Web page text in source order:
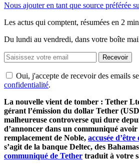
Nous ajouter en tant que source préférée
Les actus qui comptent, résumées en 2
Du lundi au vendredi, dans votre boîte
Recevoir
Oui, j'accepte de recevoir des emails
confidentialité.
La nouvelle vient de tomber : Tether
gérant l’émission du dollar Tether
malheureuse controverse qui dure
d’annoncer dans un communiqué
remplacement de Noble, accusée
s’agit de la banque Deltec, des
communiqué de Tether traduit à votre